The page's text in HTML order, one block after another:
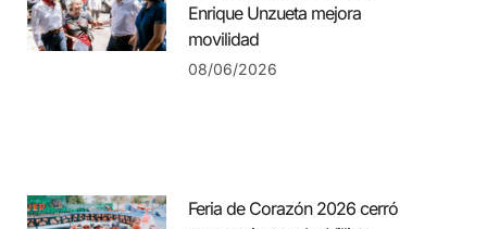
Enrique Unzueta mejora
movilidad
08/06/2026
Feria de Corazón 2026 cerró